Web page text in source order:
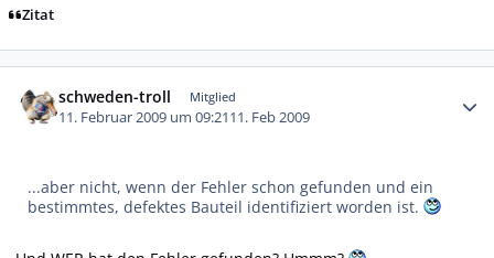
Zitat
schweden-troll Mitglied
11. Februar 2009 um 09:2111. Feb 2009
...aber nicht, wenn der Fehler schon gefunden und ein
bestimmtes, defektes Bauteil identifiziert worden ist.